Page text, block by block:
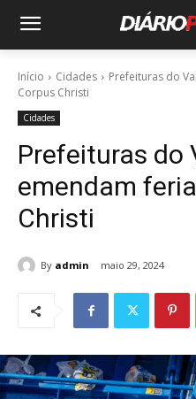
Início Cidades
Prefeituras do
Corpus Christi
Cidades
Prefeituras do
emendam
Christi
By admin maio 29, 2024